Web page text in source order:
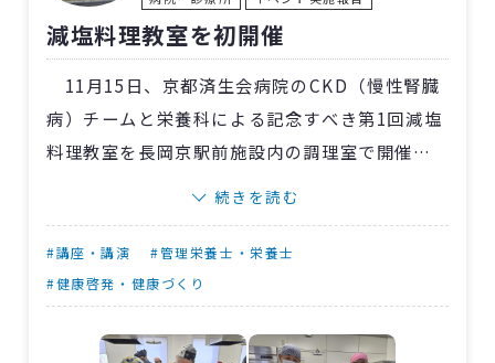
ャル対談では宗本医師が「じっくり話し合うこ
とは心の豊かさにもつながる」と語り、今後も
その大切さを伝えていく決意を示しました。
減塩料理教室を初開催
11月15日、京都済生会病院のCKD（慢性腎臓
病）チームと栄養科による記念すべき第1回減塩
料理教室を長岡京駅前施設内の調理室で開催し
ました。関係部署の協力のもと、14人（男性8人
献立には豚の生姜焼き・もやし和え・マカロ
ニサラダとなじみのある料理を選定し、生姜焼
セントをつける、マカロニサラダに甘酢を使う
続きを読む
#講座・講演
#管理栄養士・栄養士
#健康啓発・健康づくり